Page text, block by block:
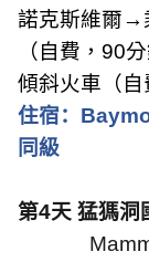
諾克斯維爾→
（自費， 90
傾斜火車（自
住宿：
同級
第4天 猛獁洞